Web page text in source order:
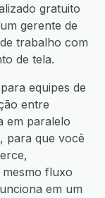
gratuito
gerente de
trabalho com
de tela.
equipes de
entre
em paralelo
, para que você
fluxo
em um